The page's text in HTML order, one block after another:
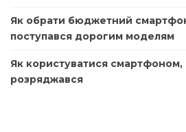
Як обрати бюджетний
поступався дорогим моделям
Як користуватися смартфоном,
розряджався